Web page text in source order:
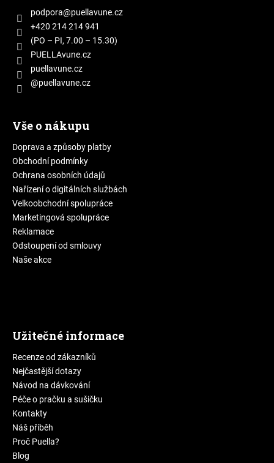
podpora@puellavune.cz
+420 214 214 941
(PO – PI, 7.00 – 15.30)
PUELLAvune.cz
puellavune.cz
@puellavune.cz
Vše o nákupu
Doprava a způsoby platby
Obchodní podmínky
Ochrana osobních údajů
Nařízení o digitálních službách
Velkoobchodní spolupráce
Marketingová spolupráce
Reklamace
Odstoupení od smlouvy
Naše akce
Užitečné informace
Recenze od zákazníků
Nejčastější dotazy
Návod na dávkování
Péče o pračku a sušičku
Kontakty
Náš příběh
Proč Puella?
Blog